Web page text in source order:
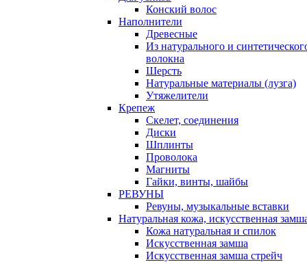
Конский волос
Наполнители
Древесные
Из натурального и
волокна
Шерсть
Натуральные материалы (лузга)
Утяжелители
Крепеж
Скелет, соединения
Диски
Шплинты
Проволока
Магниты
Гайки, винты, шайбы
РЕВУНЫ
Ревуны, музыкальные вставки
Натуральная кожа, искусственная
Кожа натуральная и спилок
Искусственная замша
Искусственная замша стрейч